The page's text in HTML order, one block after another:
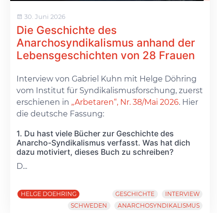
30. Juni 2026
Die Geschichte des
Anarchosyndikalismus anhand der
Lebensgeschichten von 28 Frauen
Interview von Gabriel Kuhn mit Helge Döhring
vom Institut für Syndikalismusforschung, zuerst
erschienen in „Arbetaren“, Nr. 38/Mai 2026. Hier
die deutsche Fassung:
1. Du hast viele Bücher zur Geschichte des
Anarcho-Syndikalismus verfasst. Was hat dich
dazu motiviert, dieses Buch zu schreiben?
D...
HELGE DOEHRING GESCHICHTE
INTERVIEW
SCHWEDEN
ANARCHOSYNDIKALISMUS